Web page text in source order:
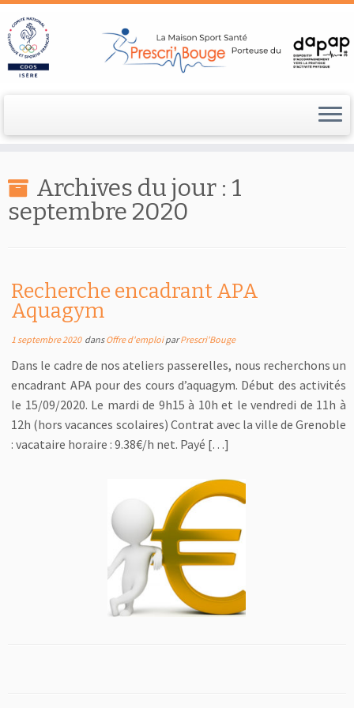
au
contenuArchives du jour : 1
septembre 2020
Recherche encadrant APA
Aquagym
1 septembre 2020dansOffre d'emploiparPrescri'Bouge
Dans le cadre de nos ateliers passerelles, nous recherchons un
encadrant APA pour des cours d’aquagym. Début des activités
le 15/09/2020. Le mardi de 9h15 à 10h et le vendredi de 11h à
12h (hors vacances scolaires) Contrat avec la ville de Grenoble
: vacataire horaire : 9.38€/h net. Payé […]